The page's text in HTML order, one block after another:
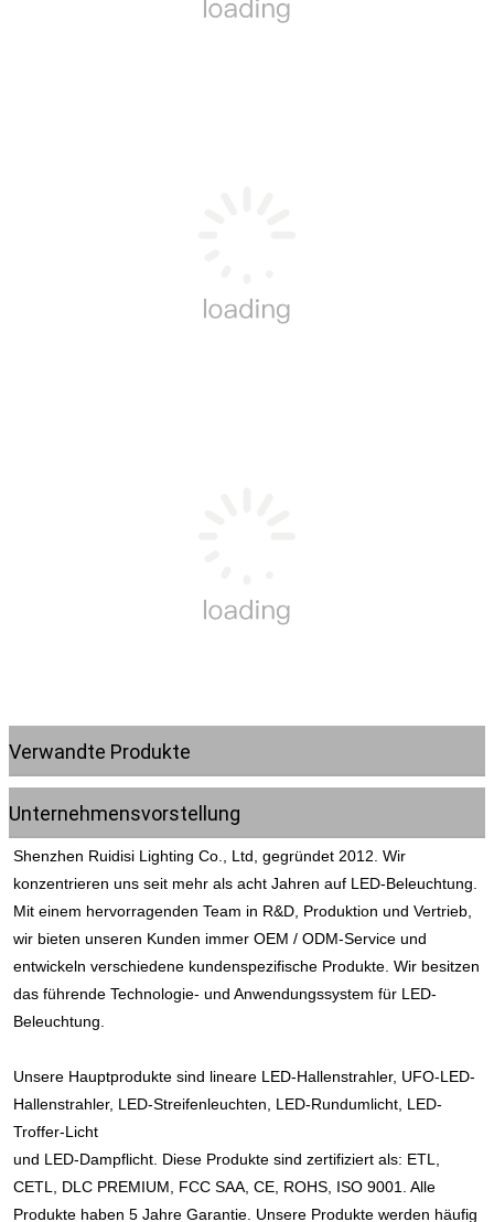
Verwandte Produkte
Unternehmensvorstellung
Shenzhen Ruidisi Lighting Co., Ltd, gegründet 2012. Wir
konzentrieren uns seit mehr als acht Jahren auf LED-Beleuchtung.
Mit einem hervorragenden Team in R&D, Produktion und Vertrieb,
wir bieten unseren Kunden immer OEM / ODM-Service und
entwickeln verschiedene kundenspezifische Produkte. Wir besitzen
das führende Technologie- und Anwendungssystem für LED-
Beleuchtung.
Unsere Hauptprodukte sind lineare LED-Hallenstrahler, UFO-LED-
Hallenstrahler, LED-Streifenleuchten, LED-Rundumlicht, LED-
Troffer-Licht
und LED-Dampflicht. Diese Produkte sind zertifiziert als: ETL,
CETL, DLC PREMIUM, FCC SAA, CE, ROHS, ISO 9001. Alle
Produkte haben 5 Jahre Garantie. Unsere Produkte werden häufig